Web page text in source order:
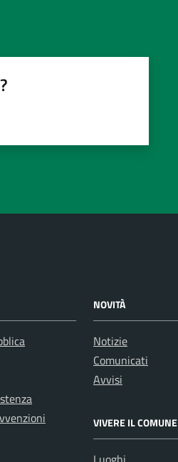
NOVITÀ
Notizie
Comunicati
Avvisi
VIVERE IL COMUNE